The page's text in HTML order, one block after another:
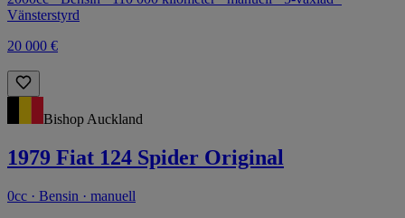
Vänsterstyrd
20 000 €
Bishop Auckland
1979 Fiat 124 Spider Original
0cc · Bensin · manuell